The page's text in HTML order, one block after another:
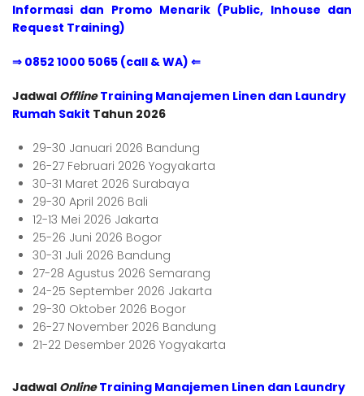
Informasi dan Promo Menarik (Public, Inhouse dan
Request Training)
⇒ 0852 1000 5065 (call & WA) ⇐
Jadwal Offline Training Manajemen Linen dan Laundry
Rumah Sakit Tahun 2026
29-30 Januari 2026 Bandung
26-27 Februari 2026 Yogyakarta
30-31 Maret 2026 Surabaya
29-30 April 2026 Bali
12-13 Mei 2026 Jakarta
25-26 Juni 2026 Bogor
30-31 Juli 2026 Bandung
27-28 Agustus 2026 Semarang
24-25 September 2026 Jakarta
29-30 Oktober 2026 Bogor
26-27 November 2026 Bandung
21-22 Desember 2026 Yogyakarta
Jadwal Online Training Manajemen Linen dan Laundry